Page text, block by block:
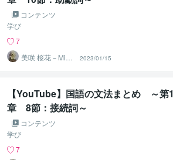
コンテンツ
学び
7
美咲 桜花－Misa
ki Ohka－
2023/01/15
【YouTube】国語の文法まとめ ～第1
章 8節：接続詞～
コンテンツ
学び
7